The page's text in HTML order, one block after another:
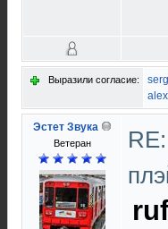
Выразили согласие:
Эстет Звука
Ветеран